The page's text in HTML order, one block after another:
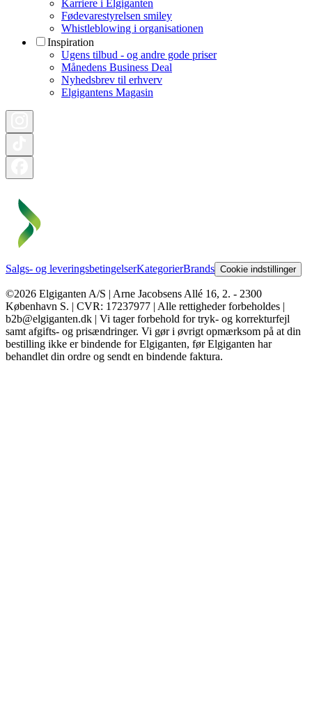
Karriere i Elgiganten
Fødevarestyrelsen smiley
Whistleblowing i organisationen
Inspiration
Ugens tilbud - og andre gode priser
Månedens Business Deal
Nyhedsbrev til erhverv
Elgigantens Magasin
Salgs- og leveringsbetingelserKategorierBrands Cookie indstillinger
©2026 Elgiganten A/S | Arne Jacobsens Allé 16, 2. - 2300
København S. | CVR: 17237977 | Alle rettigheder forbeholdes |
b2b@elgiganten.dk | Vi tager forbehold for tryk- og korrekturfejl
samt afgifts- og prisændringer. Vi gør i øvrigt opmærksom på at din
bestilling ikke er bindende for Elgiganten, før Elgiganten har
behandlet din ordre og sendt en bindende faktura.